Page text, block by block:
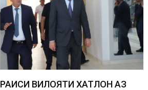
РАИСИ ВИЛОЯТИ ХАТЛОН АЗ